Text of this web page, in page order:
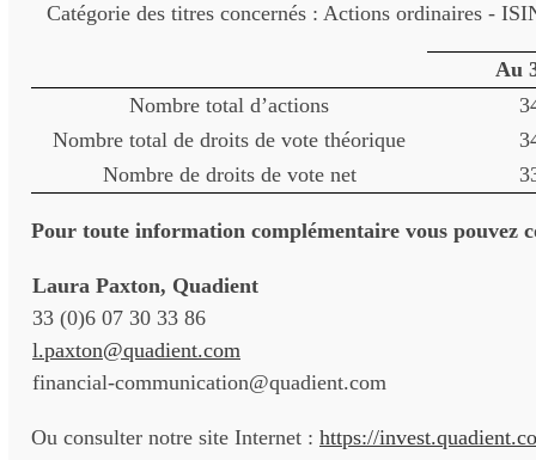
Catégorie des titres concernés : Actions ordinaires -
Au
Nombre total d’actions
Nombre total de droits de vote théorique
Nombre de droits de vote net
Pour toute information complémentaire vous pouvez
Laura Paxton, Quadient
33 (0)6 07 30 33 86
l.paxton@quadient.com
financial-communication@quadient.com
Ou consulter notre site Internet : https://